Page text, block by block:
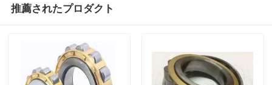
推薦されたプロダクト